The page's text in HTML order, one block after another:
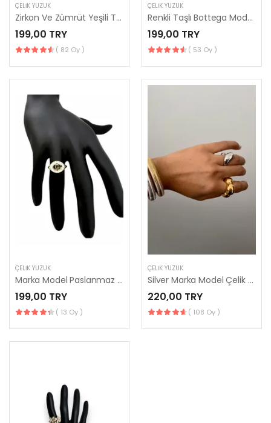
ÇELIK YÜZÜK
Zirkon Ve Zümrüt Yeşili Taş Detaylı Yılan Yüzük
199,00 TRY
( 82 Oy )
ÇELIK YÜZÜK
Renkli Taşlı Bottega Model Ayarlanabilir Yüzük (Gold)
199,00 TRY
( 53 Oy )
ÇELIK YÜZÜK
Marka Model Paslanmaz Çelik Kadın Yüzük
199,00 TRY
( 13 Oy )
ÇELIK YÜZÜK
Silver Marka Model Çelik Yüzük
220,00 TRY
( 108 Oy )